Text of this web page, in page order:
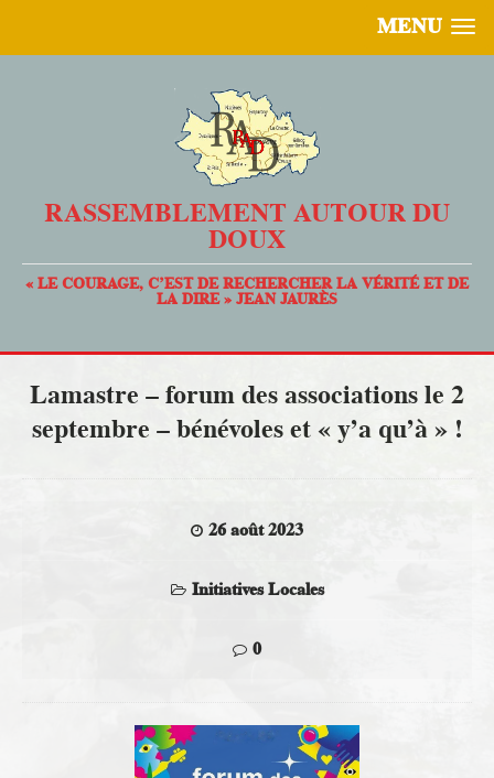
MENU
RASSEMBLEMENT AUTOUR DU
DOUX
« LE COURAGE, C’EST DE RECHERCHER LA VÉRITÉ ET DE
LA DIRE » JEAN JAURÈS
Lamastre – forum des associations le 2
septembre – bénévoles et « y’a qu’à » !
26 août 2023
Initiatives Locales
0